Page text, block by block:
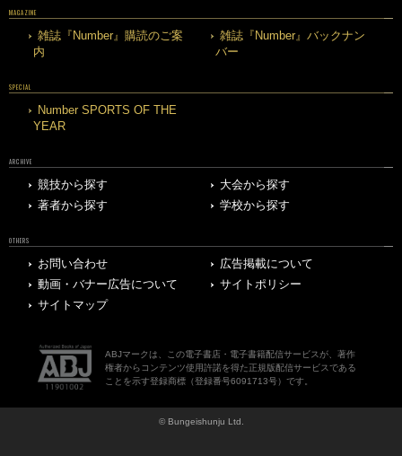
MAGAZINE
雑誌『Number』購読のご案
内
雑誌『Number』バックナン
バー
SPECIAL
Number SPORTS OF THE
YEAR
ARCHIVE
競技から探す
大会から探す
著者から探す
学校から探す
OTHERS
お問い合わせ
広告掲載について
動画・バナー広告について
サイトポリシー
サイトマップ
ABJマークは、この電子書店・電子書籍配信サービスが、著作
権者からコンテンツ使用許諾を得た正規版配信サービスである
ことを示す登録商標（登録番号6091713号）です。
© Bungeishunju Ltd.